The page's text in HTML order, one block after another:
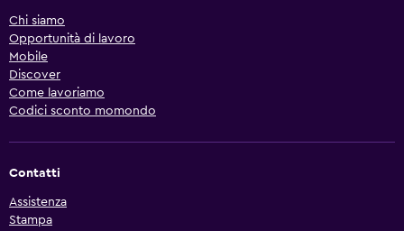
Chi siamo
Opportunità di lavoro
Mobile
Discover
Come lavoriamo
Codici sconto momondo
Contatti
Assistenza
Stampa